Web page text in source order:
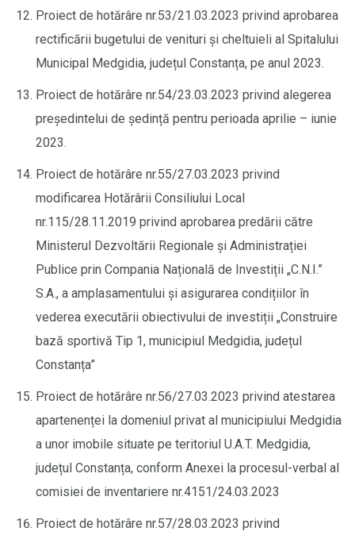
Proiect de hotărâre nr.53/21.03.2023 privind aprobarea
rectificării bugetului de venituri și cheltuieli al Spitalului
Municipal Medgidia, județul Constanța, pe anul 2023.
Proiect de hotărâre nr.54/23.03.2023 privind alegerea
președintelui de ședință pentru perioada aprilie – iunie
2023.
Proiect de hotărâre nr.55/27.03.2023 privind
modificarea Hotărârii Consiliului Local
nr.115/28.11.2019 privind aprobarea predării către
Ministerul Dezvoltării Regionale și Administrației
Publice prin Compania Națională de Investiții „C.N.I.”
S.A., a amplasamentului și asigurarea condițiilor în
vederea executării obiectivului de investiții „Construire
bază sportivă Tip 1, municipiul Medgidia, județul
Constanța”
Proiect de hotărâre nr.56/27.03.2023 privind atestarea
apartenenței la domeniul privat al municipiului Medgidia
a unor imobile situate pe teritoriul U.A.T. Medgidia,
județul Constanța, conform Anexei la procesul-verbal al
comisiei de inventariere nr.4151/24.03.2023
Proiect de hotărâre nr.57/28.03.2023 privind